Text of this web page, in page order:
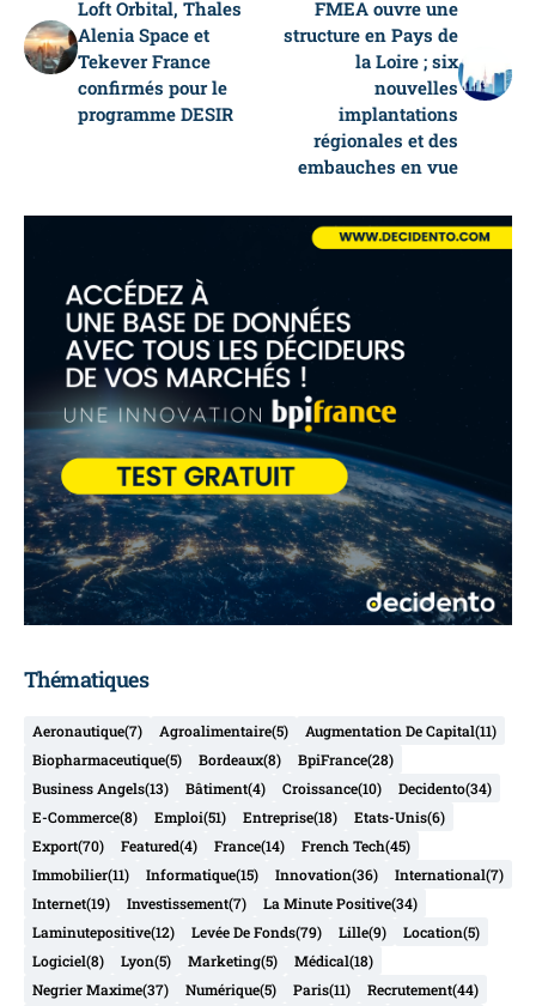
Loft Orbital, Thales
Alenia Space et
Tekever France
confirmés pour le
programme DESIR
FMEA ouvre une
structure en Pays de
la Loire ; six
nouvelles
implantations
régionales et des
embauches en vue
Thématiques
Aeronautique(7) Agroalimentaire(5) Augmentation De Capital(11)
Biopharmaceutique(5) Bordeaux(8) BpiFrance(28)
Business Angels(13) Bâtiment(4) Croissance(10) Decidento(34)
E-Commerce(8) Emploi(51) Entreprise(18) Etats-Unis(6)
Export(70) Featured(4) France(14) French Tech(45)
Immobilier(11) Informatique(15) Innovation(36) International(7)
Internet(19) Investissement(7) La Minute Positive(34)
Laminutepositive(12) Levée De Fonds(79) Lille(9) Location(5)
Logiciel(8) Lyon(5) Marketing(5) Médical(18)
Negrier Maxime(37) Numérique(5) Paris(11) Recrutement(44)